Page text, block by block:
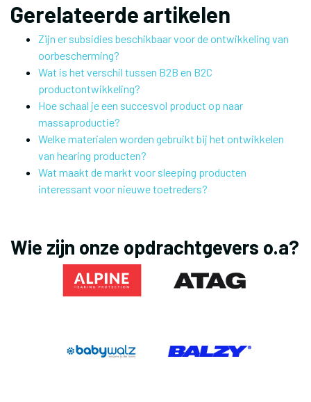
Gerelateerde artikelen
Zijn er subsidies beschikbaar voor de ontwikkeling van
oorbescherming?
Wat is het verschil tussen B2B en B2C
productontwikkeling?
Hoe schaal je een succesvol product op naar
massaproductie?
Welke materialen worden gebruikt bij het ontwikkelen
van hearing producten?
Wat maakt de markt voor sleeping producten
interessant voor nieuwe toetreders?
Wie zijn onze opdrachtgevers o.a?